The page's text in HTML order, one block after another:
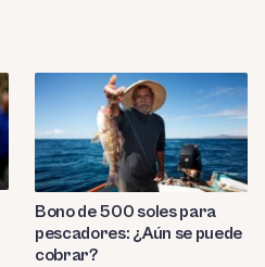
Bono de 500 soles para
pescadores: ¿Aún se puede
cobrar?